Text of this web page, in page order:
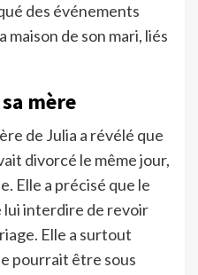
des événements
maison de son mari, liés
mère
de Julia a révélé que
divorcé le même jour,
Elle a précisé que le
lui interdire de revoir
Elle a surtout
pourrait être sous